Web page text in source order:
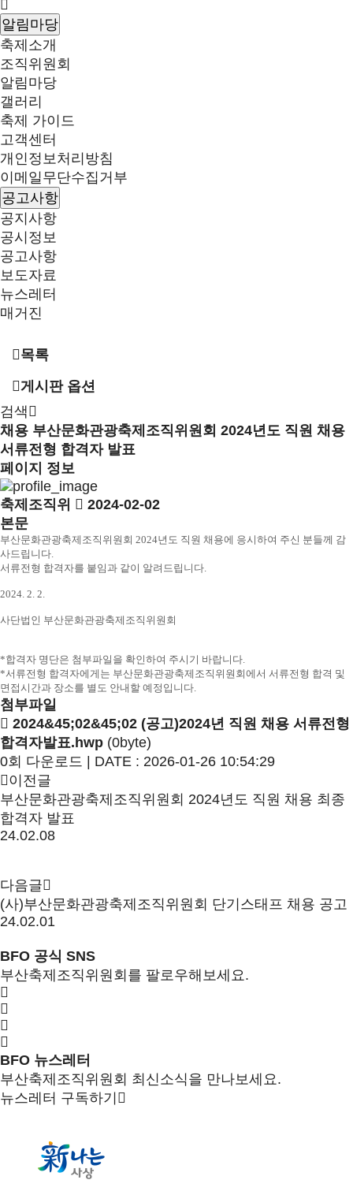
알림마당
축제소개
조직위원회
알림마당
갤러리
축제 가이드
고객센터
개인정보처리방침
이메일무단수집거부
공고사항
공지사항
공시정보
공고사항
보도자료
뉴스레터
매거진
목록
게시판 옵션
검색
채용 부산문화관광축제조직위원회 2024년도 직원 채용
서류전형 합격자 발표
페이지 정보
축제조직위
2024-02-02
본문
부산문화관광축제조직위원회 2024년도 직원 채용에 응시하여 주신 분들께 감
사드립니다.
서류전형 합격자를 붙임과 같이 알려드립니다.
2024. 2. 2.
사단법인 부산문화관광축제조직위원회
*합격자 명단은 첨부파일을 확인하여 주시기 바랍니다.
*서류전형 합격자에게는 부산문화관광축제조직위원회에서 서류전형 합격 및
면접시간과 장소를 별도 안내할 예정입니다
첨부파일
2024&45;02&45;02 (공고)2024년 직원 채용 서류전형
합격자발표.hwp (0byte)
0회 다운로드 | DATE : 2026-01-26 10:54:29
이전글
부산문화관광축제조직위원회 2024년도 직원 채용 최종
합격자 발표
24.02.08
다음글
(사)부산문화관광축제조직위원회 단기스태프 채용 공고
24.02.01
BFO 공식 SNS
부산축제조직위원회를 팔로우해보세요.
BFO 뉴스레터
부산축제조직위원회 최신소식을 만나보세요.
뉴스레터 구독하기